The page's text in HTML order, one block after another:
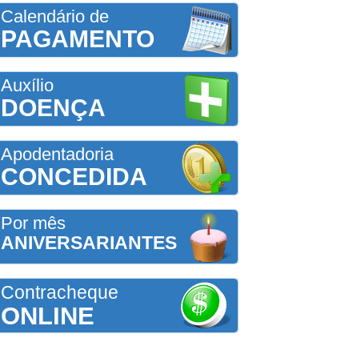
Calendário de
PAGAMENTO
Auxílio
DOENÇA
Apodentadoria
CONCEDIDA
Por mês
ANIVERSARIANTES
Contracheque
ONLINE